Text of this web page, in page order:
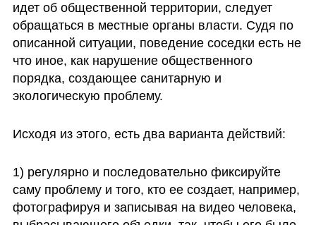
идет об общественной территории, следует
обращаться в местные органы власти. Судя по
описанной ситуации, поведение соседки есть не
что иное, как нарушение общественного
порядка, создающее санитарную и
экологическую проблему.
Исходя из этого, есть два варианта действий:
1) регулярно и последовательно фиксируйте
саму проблему и того, кто ее создает, например,
фотографируя и записывая на видео человека,